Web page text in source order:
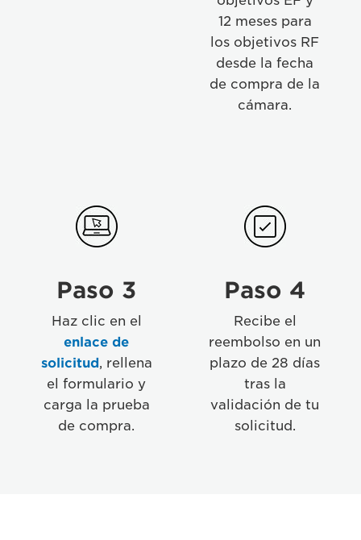
12 meses para
los objetivos RF
desde la fecha
de compra de la
cámara.
Step
02
Paso 3
Haz clic en el
enlace de
solicitud, rellena
el formulario y
carga la prueba
de compra.
Step
04
Paso 4
Recibe el
reembolso en un
plazo de 28 días
tras la
validación de tu
solicitud.